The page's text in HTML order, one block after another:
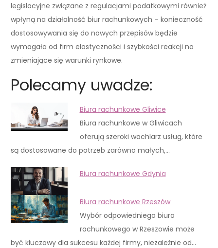
legislacyjne związane z regulacjami podatkowymi również
wpłyną na działalność biur rachunkowych – konieczność
dostosowywania się do nowych przepisów będzie
wymagała od firm elastyczności i szybkości reakcji na
zmieniające się warunki rynkowe.
Polecamy uwadze:
Biura rachunkowe Gliwice
Biura rachunkowe w Gliwicach
oferują szeroki wachlarz usług, które
są dostosowane do potrzeb zarówno małych,…
Biura rachunkowe Gdynia
Biura rachunkowe Rzeszów
Wybór odpowiedniego biura
rachunkowego w Rzeszowie może
być kluczowy dla sukcesu każdej firmy, niezależnie od…